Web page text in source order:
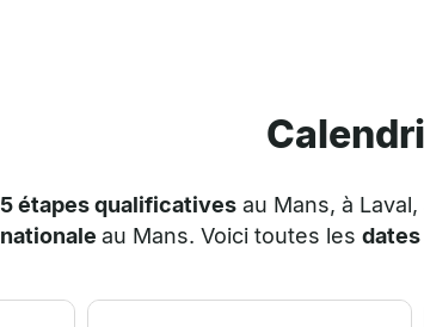
5 étapes qualificatives au Mans, à
nationale au Mans. Voici toutes les